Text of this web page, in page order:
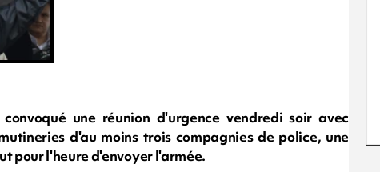
une réunion d'urgence vendredi soir avec
d'au moins trois compagnies de police, une
pour l'heure d'envoyer l'armée.